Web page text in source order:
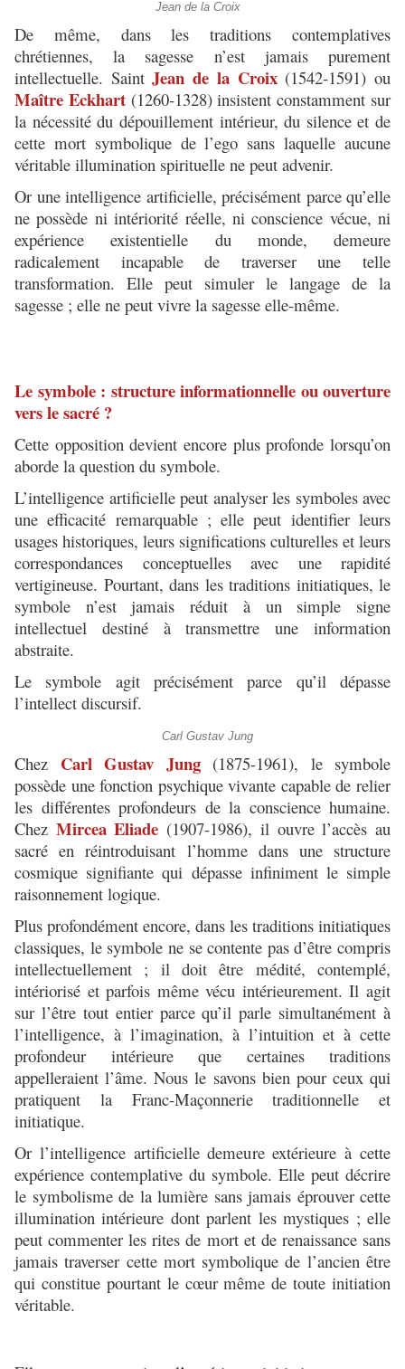
Jean de la Croix
De même, dans les traditions contemplatives
chrétiennes, la sagesse n’est jamais purement
intellectuelle. SaintJean de la Croix(1542-1591) ou
Maître Eckhart(1260-1328) insistent constamment sur
la nécessité du dépouillement intérieur, du silence et de
cette mort symbolique de l’ego sans laquelle aucune
véritable illumination spirituelle ne peut advenir.
Or une intelligence artificielle, précisément parce qu’elle
ne possède ni intériorité réelle, ni conscience vécue, ni
expérience existentielle du monde, demeure
radicalement incapable de traverser une telle
transformation. Elle peut simuler le langage de la
sagesse ; elle ne peut vivre la sagesse elle-même.
Le symbole : structure informationnelle ou ouverture
vers le sacré ?
Cette opposition devient encore plus profonde lorsqu’on
aborde la question du symbole.
L’intelligence artificielle peut analyser les symboles avec
une efficacité remarquable ; elle peut identifier leurs
usages historiques, leurs significations culturelles et leurs
correspondances conceptuelles avec une rapidité
vertigineuse. Pourtant, dans les traditions initiatiques, le
symbole n’est jamais réduit à un simple signe
intellectuel destiné à transmettre une information
abstraite.
Le symbole agit précisément parce qu’il dépasse
l’intellect discursif.
Carl Gustav Jung
Chez Carl Gustav Jung(1875-1961), le symbole
possède une fonction psychique vivante capable de relier
les différentes profondeurs de la conscience humaine.
Chez Mircea Eliade (1907-1986), il ouvre l’accès au
sacré en réintroduisant l’homme dans une structure
cosmique signifiante qui dépasse infiniment le simple
raisonnement logique.
Plus profondément encore, dans les traditions initiatiques
classiques, le symbole ne se contente pas d’être compris
intellectuellement ; il doit être médité, contemplé,
intériorisé et parfois même vécu intérieurement. Il agit
sur l’être tout entier parce qu’il parle simultanément à
l’intelligence, à l’imagination, à l’intuition et à cette
profondeur intérieure que certaines traditions
appelleraient l’âme. Nous le savons bien pour ceux qui
pratiquent la Franc-Maçonnerie traditionnelle et
initiatique.
Or l’intelligence artificielle demeure extérieure à cette
expérience contemplative du symbole. Elle peut décrire
le symbolisme de la lumière sans jamais éprouver cette
illumination intérieure dont parlent les mystiques ; elle
peut commenter les rites de mort et de renaissance sans
jamais traverser cette mort symbolique de l’ancien être
qui constitue pourtant le cœur même de toute initiation
véritable.